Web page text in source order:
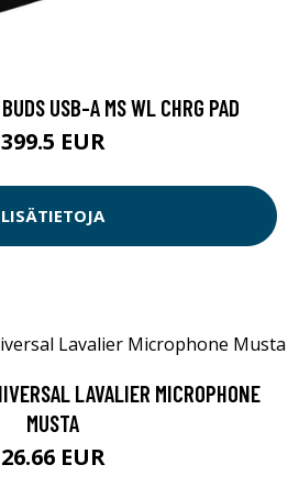
USB-A MS WL CHRG PAD
399.5 EUR
LISÄTIETOJA
LAVALIER MICROPHONE
MUSTA
26.66 EUR